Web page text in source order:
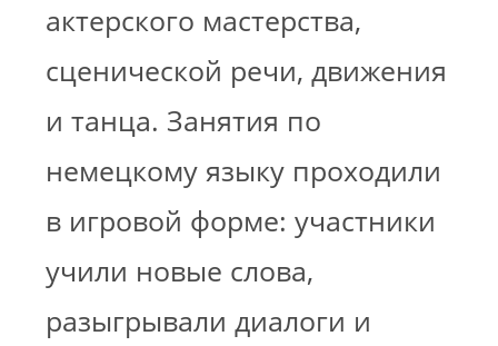
актерского мастерства,
сценической речи, движения
и танца. Занятия по
немецкому языку проходили
в игровой форме: участники
учили новые слова,
разыгрывали диалоги и